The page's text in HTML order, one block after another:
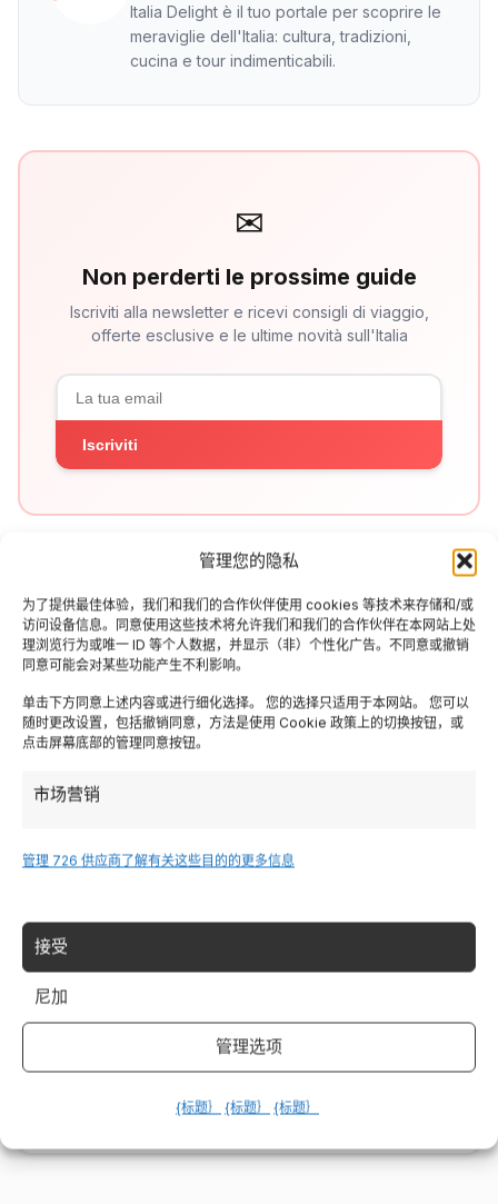
管理您的隐私
为了提供最佳体验，我们和我们的合作伙伴使用 cookies 等技术来存储和/或
访问设备信息。同意使用这些技术将允许我们和我们的合作伙伴在本网站上处
理浏览行为或唯一 ID 等个人数据，并显示（非）个性化广告。不同意或撤销
同意可能会对某些功能产生不利影响。
单击下方同意上述内容或进行细化选择。 您的选择只适用于本网站。 您可以
随时更改设置，包括撤销同意，方法是使用 Cookie 政策上的切换按钮，或
点击屏幕底部的管理同意按钮。
市场营销
管理 726 供应商了解有关这些目的的更多信息
接受
尼加
管理选项
{标题｝ {标题｝ {标题｝
Italia Delight è il tuo portale per scoprire le
meraviglie dell'Italia: cultura, tradizioni,
cucina e tour indimenticabili.
✉
Non perderti le prossime guide
Iscriviti alla newsletter e ricevi consigli di viaggio,
offerte esclusive e le ultime novità sull'Italia
Iscriviti
Articoli Correlati
春季烩饭：食用鲜花带来的无限美味
La primavera è nel pieno del suo splendore, e con essa arriva